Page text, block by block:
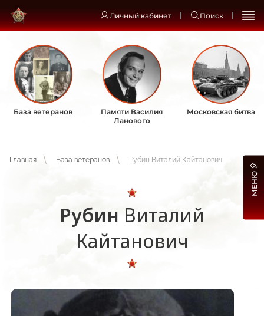
Личный кабинет Поиск
База ветеранов
Памяти Василия
Ланового
Московская битва
Главная База ветеранов Рубин Виталий Кайтанович
Рубин Виталий
Кайтанович
МЕНЮ